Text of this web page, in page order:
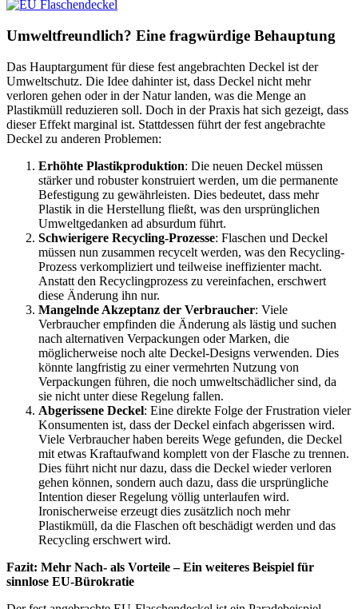
Umweltfreundlich? Eine fragwürdige Behauptung
Das Hauptargument für diese fest angebrachten Deckel ist der
Umweltschutz. Die Idee dahinter ist, dass Deckel nicht mehr
verloren gehen oder in der Natur landen, was die Menge an
Plastikmüll reduzieren soll. Doch in der Praxis hat sich gezeigt, dass
dieser Effekt marginal ist. Stattdessen führt der fest angebrachte
Deckel zu anderen Problemen:
Erhöhte Plastikproduktion: Die neuen Deckel müssen
stärker und robuster konstruiert werden, um die permanente
Befestigung zu gewährleisten. Dies bedeutet, dass mehr
Plastik in die Herstellung fließt, was den ursprünglichen
Umweltgedanken ad absurdum führt.
Schwierigere Recycling-Prozesse: Flaschen und Deckel
müssen nun zusammen recycelt werden, was den Recycling-
Prozess verkompliziert und teilweise ineffizienter macht.
Anstatt den Recyclingprozess zu vereinfachen, erschwert
diese Änderung ihn nur.
Mangelnde Akzeptanz der Verbraucher: Viele
Verbraucher empfinden die Änderung als lästig und suchen
nach alternativen Verpackungen oder Marken, die
möglicherweise noch alte Deckel-Designs verwenden. Dies
könnte langfristig zu einer vermehrten Nutzung von
Verpackungen führen, die noch umweltschädlicher sind, da
sie nicht unter diese Regelung fallen.
Abgerissene Deckel: Eine direkte Folge der Frustration vieler
Konsumenten ist, dass der Deckel einfach abgerissen wird.
Viele Verbraucher haben bereits Wege gefunden, die Deckel
mit etwas Kraftaufwand komplett von der Flasche zu trennen.
Dies führt nicht nur dazu, dass die Deckel wieder verloren
gehen können, sondern auch dazu, dass die ursprüngliche
Intention dieser Regelung völlig unterlaufen wird.
Ironischerweise erzeugt dies zusätzlich noch mehr
Plastikmüll, da die Flaschen oft beschädigt werden und das
Recycling erschwert wird.
Fazit: Mehr Nach- als Vorteile – Ein weiteres Beispiel für
sinnlose EU-Bürokratie